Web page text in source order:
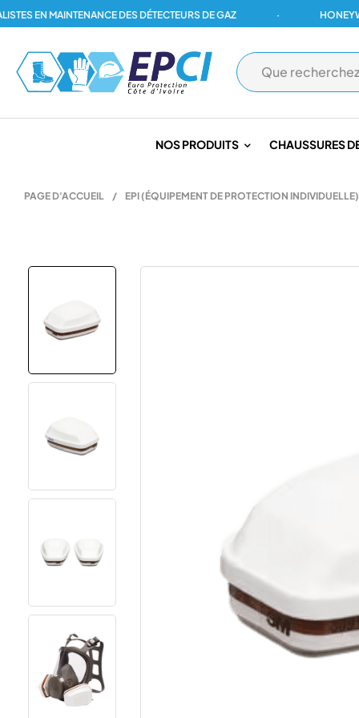
EN MAINTENANCE DES DÉTECTEURS DE GAZ
NOS PRODUITS CHAUSSURES
PAGE D'ACCUEIL / EPI (ÉQUIPEMENT DE PROTECTION INDIVIDUELLE)